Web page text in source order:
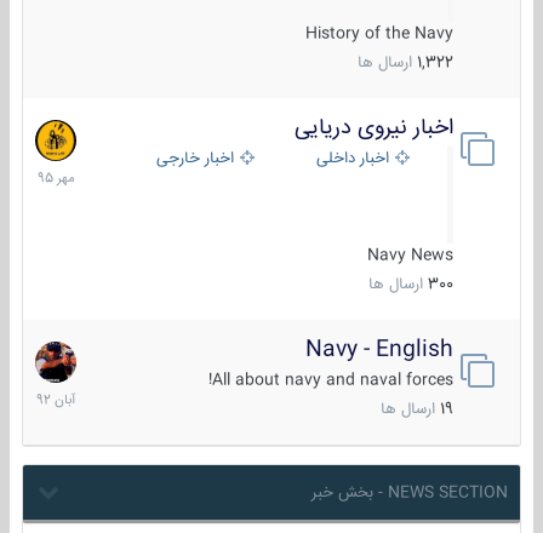
History of the Navy
1,322 ارسال ها
اخبار نیروی دریایی
اخبار داخلی اخبار خارجی
Navy News
300 ارسال ها
27
مهر
1395
Navy - English
All about navy and naval forces!
ارسال ها
22
آبان
1392
NEWS SECTION - بخش خبر